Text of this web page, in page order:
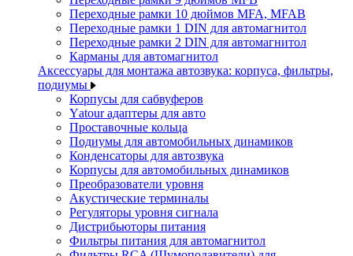
Переходные рамки 10 дюймов MFA, MFAB
Переходные рамки 1 DIN для автомагнитол
Переходные рамки 2 DIN для автомагнитол
Карманы для автомагнитол
Аксессуары для монтажа автозвука: корпуса, фильтры,
подиумы
Корпусы для сабвуферов
Yаtour адаптеры для авто
Проставочные кольца
Подиумы для автомобильных динамиков
Конденсаторы для автозвука
Корпусы для автомобильных динамиков
Преобразователи уровня
Акустические терминалы
Регуляторы уровня сигнала
Дистрибьюторы питания
Фильтры питания для автомагнитол